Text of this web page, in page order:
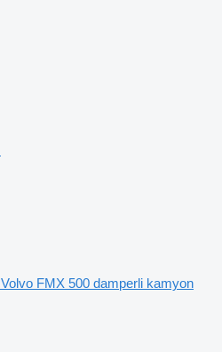
Volvo FMX 500 damperli kamyon